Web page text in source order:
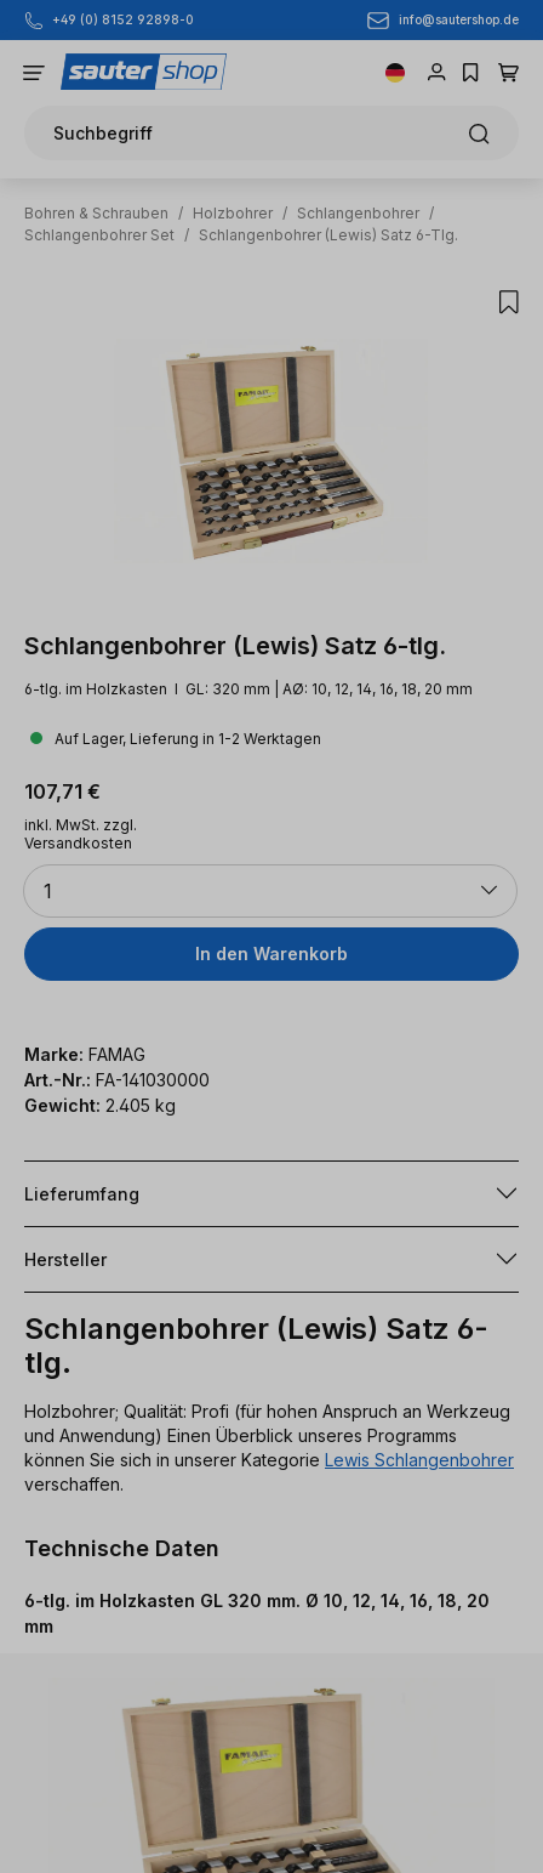
Zum Hauptinhalt springen
+49 (0) 8152 92898-0 info@sautershop.de
Suchbegriff
Bohren & Schrauben / Holzbohrer / Schlangenbohrer /
Schlangenbohrer Set / Schlangenbohrer (Lewis) Satz 6-Tlg.
Schlangenbohrer (Lewis) Satz 6-tlg.
6-tlg. im Holzkasten l GL: 320 mm | AØ: 10, 12, 14, 16, 18, 20 mm
Auf Lager, Lieferung in 1-2 Werktagen
Regulärer Preis:
107,71 €
inkl. MwSt. zzgl.
Versandkosten
Anzahl
1
In den Warenkorb
Marke: FAMAG
Art.-Nr.: FA-141030000
Gewicht: 2.405 kg
Lieferumfang
Hersteller
Schlangenbohrer (Lewis) Satz 6-
tlg.
Holzbohrer; Qualität: Profi (für hohen Anspruch an Werkzeug
und Anwendung) Einen Überblick unseres Programms
können Sie sich in unserer Kategorie Lewis Schlangenbohrer
verschaffen.
Technische Daten
6-tlg. im Holzkasten GL 320 mm. Ø 10, 12, 14, 16, 18, 20
mm